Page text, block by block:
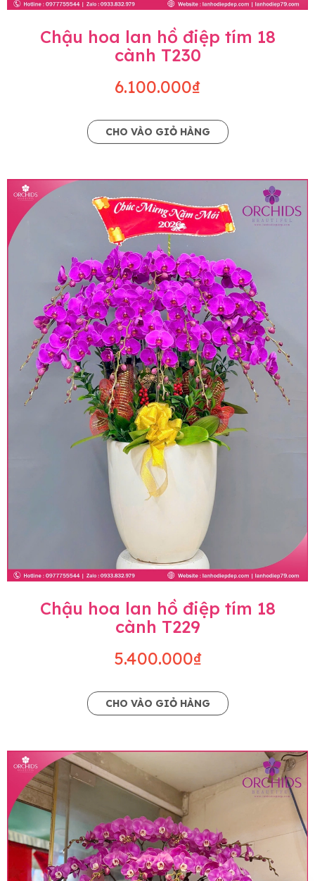
Chậu hoa lan hồ điệp tím 18
cành T230
6.100.000₫
CHO VÀO GIỎ HÀNG
Chậu hoa lan hồ điệp tím 18
cành T229
5.400.000₫
CHO VÀO GIỎ HÀNG